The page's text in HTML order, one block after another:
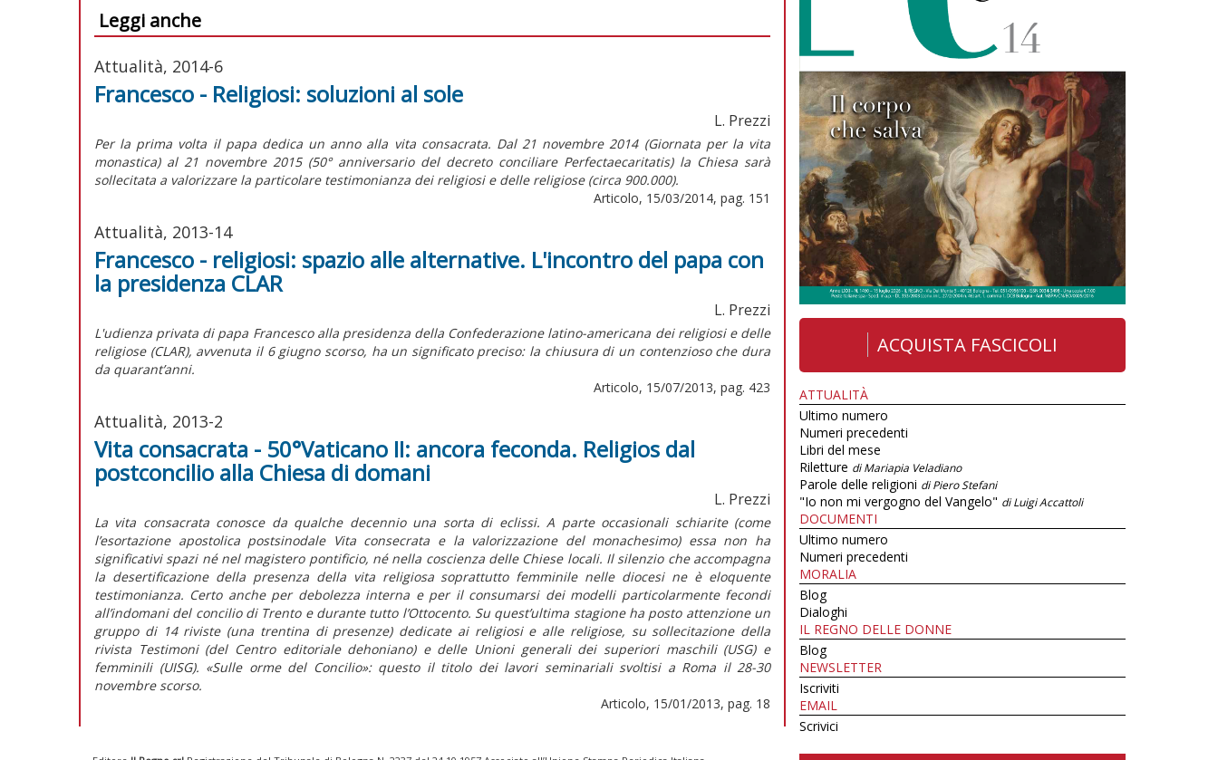
Leggi anche
Attualità, 2014-6
Francesco - Religiosi: soluzioni al sole
L. Prezzi
Per la prima volta il papa dedica un anno alla vita consacrata. Dal 21 novembre 2014 (Giornata per la vita
monastica) al 21 novembre 2015 (50° anniversario del decreto conciliare Perfectaecaritatis) la Chiesa sarà
sollecitata a valorizzare la particolare testimonianza dei religiosi e delle religiose (circa 900.000).
Articolo, 15/03/2014, pag. 151
Attualità, 2013-14
Francesco - religiosi: spazio alle alternative. L'incontro del papa con
la presidenza CLAR
L. Prezzi
L'udienza privata di papa Francesco alla presidenza della Confederazione latino-americana dei religiosi e delle
religiose (CLAR), avvenuta il 6 giugno scorso, ha un significato preciso: la chiusura di un contenzioso che dura
da quarant’anni.
Articolo, 15/07/2013, pag. 423
Attualità, 2013-2
Vita consacrata - 50°Vaticano II: ancora feconda. Religios dal
postconcilio alla Chiesa di domani
L. Prezzi
La vita consacrata conosce da qualche decennio una sorta di eclissi. A parte occasionali schiarite (come
l’esortazione apostolica postsinodale Vita consecrata e la valorizzazione del monachesimo) essa non ha
significativi spazi né nel magistero pontificio, né nella coscienza delle Chiese locali. Il silenzio che accompagna
la desertificazione della presenza della vita religiosa soprattutto femminile nelle diocesi ne è eloquente
testimonianza. Certo anche per debolezza interna e per il consumarsi dei modelli particolarmente fecondi
all’indomani del concilio di Trento e durante tutto l’Ottocento. Su quest’ultima stagione ha posto attenzione un
gruppo di 14 riviste (una trentina di presenze) dedicate ai religiosi e alle religiose, su sollecitazione della
rivista Testimoni (del Centro editoriale dehoniano) e delle Unioni generali dei superiori maschili (USG) e
femminili (UISG). «Sulle orme del Concilio»: questo il titolo dei lavori seminariali svoltisi a Roma il 28-30
novembre scorso.
Articolo, 15/01/2013, pag. 18
ACQUISTA FASCICOLI
ATTUALITÀ
Ultimo numero
Numeri precedenti
Libri del mese
Riletture di Mariapia Veladiano
Parole delle religioni di Piero Stefani
"Io non mi vergogno del Vangelo" di Luigi Accattoli
DOCUMENTI
Ultimo numero
Numeri precedenti
MORALIA
Blog
Dialoghi
IL REGNO DELLE DONNE
Blog
NEWSLETTER
Iscriviti
EMAIL
Scrivici